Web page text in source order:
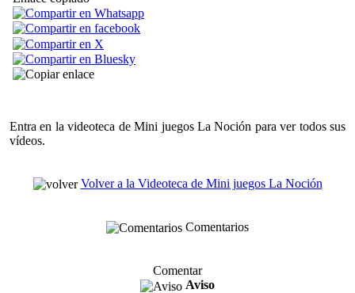
Entra en la videoteca de Mini juegos La Noción para ver todos sus
vídeos.
Volver a la Videoteca de Mini juegos La Noción
Comentarios
Comentar
Aviso